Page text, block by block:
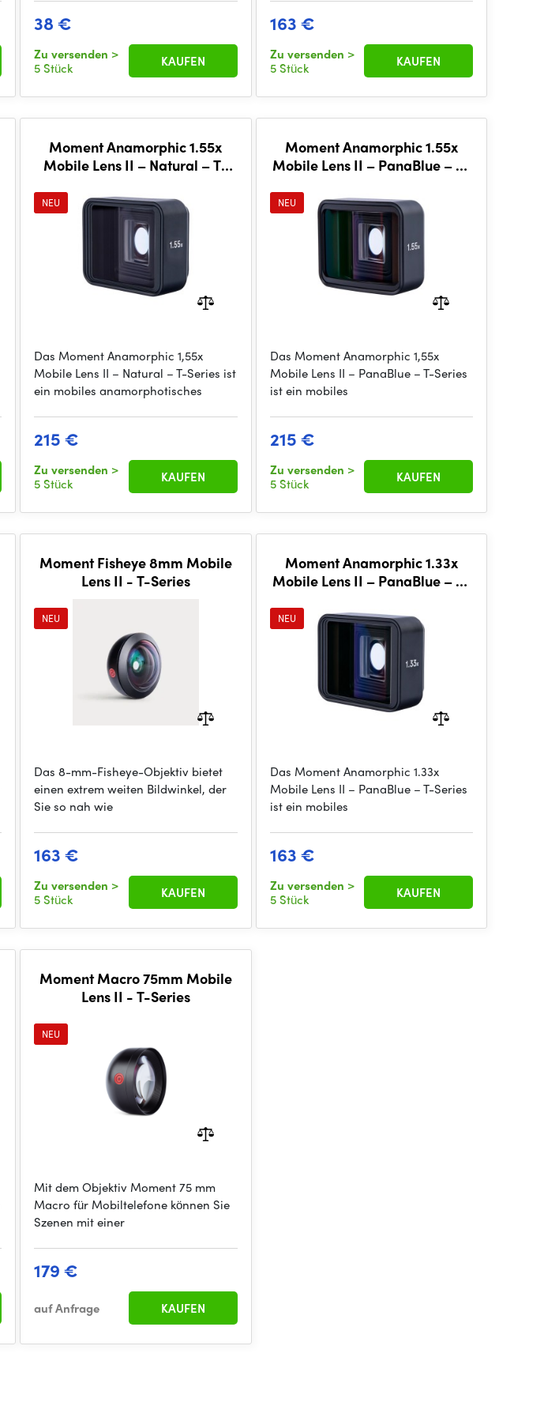
38 €
Zu versenden >
5 Stück
KAUFEN
163 €
Zu versenden >
5 Stück
KAUFEN
Moment Anamorphic 1.55x
Mobile Lens II – Natural – T-
NEU
Das Moment Anamorphic 1,55x
Mobile Lens II – Natural – T-Series ist
ein mobiles anamorphotisches
215 €
Zu versenden >
5 Stück
KAUFEN
Moment Anamorphic 1.55x
Mobile Lens II – PanaBlue – T-
NEU
Das Moment Anamorphic 1,55x
Mobile Lens II – PanaBlue – T-Series
ist ein mobiles
215 €
Zu versenden >
5 Stück
KAUFEN
Moment Fisheye 8mm Mobile
Lens II - T-Series
NEU
Das 8-mm-Fisheye-Objektiv bietet
einen extrem weiten Bildwinkel, der
Sie so nah wie
163 €
Zu versenden >
5 Stück
KAUFEN
Moment Anamorphic 1.33x
Mobile Lens II – PanaBlue – T-
NEU
Das Moment Anamorphic 1.33x
Mobile Lens II – PanaBlue – T-Series
ist ein mobiles
163 €
Zu versenden >
5 Stück
KAUFEN
Moment Macro 75mm Mobile
Lens II - T-Series
NEU
Mit dem Objektiv Moment 75 mm
Macro für Mobiltelefone können Sie
Szenen mit einer
179 €
auf Anfrage KAUFEN